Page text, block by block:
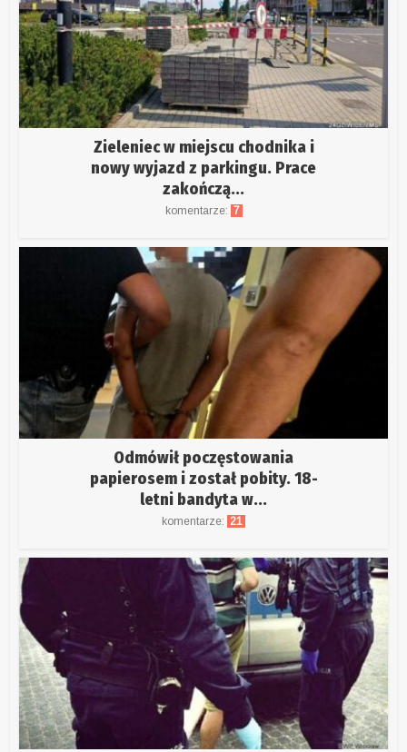
Zieleniec w miejscu chodnika i
nowy wyjazd z parkingu. Prace
zakończą...
komentarze: 7
Odmówił poczęstowania
papierosem i został pobity. 18-
letni bandyta w...
komentarze: 21